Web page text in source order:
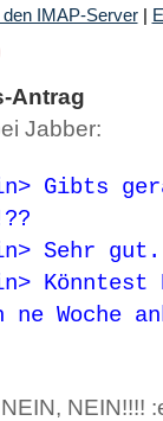
IMAP-Server |
Antrag
Jabber:
Gibts
Sehr
Woche
NEIN!!!!